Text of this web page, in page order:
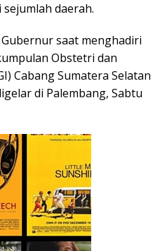
daerah.
saat menghadiri
Obstetri dan
Cabang Sumatera Selatan
di Palembang, Sabtu